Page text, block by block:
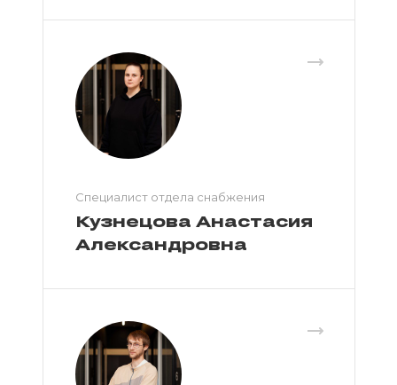
Специалист отдела снабжения
Кузнецова Анастасия
Александровна